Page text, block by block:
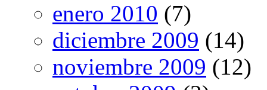
enero 2010 (7)
diciembre 2009 (14)
noviembre 2009 (12)